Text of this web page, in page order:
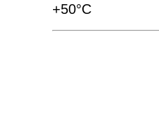
+50°С